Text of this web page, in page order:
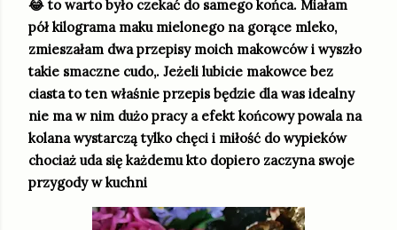
😂 to warto było czekać do samego końca. Miałam
pół kilograma maku mielonego na gorące mleko,
zmieszałam dwa przepisy moich makowców i wyszło
takie smaczne cudo,. Jeżeli lubicie makowce bez
ciasta to ten właśnie przepis będzie dla was idealny
nie ma w nim dużo pracy a efekt końcowy powala na
kolana wystarczą tylko chęci i miłość do wypieków
chociaż uda się każdemu kto dopiero zaczyna swoje
przygody w kuchni